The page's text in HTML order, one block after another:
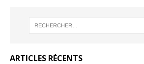
ARTICLES RÉCENTS